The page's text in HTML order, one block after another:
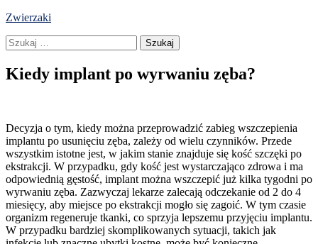
Skip
content
Zwierzaki
Szukaj:
Kiedy implant po wyrwaniu zęba?
Decyzja o tym, kiedy można przeprowadzić zabieg wszczepienia
implantu po usunięciu zęba, zależy od wielu czynników. Przede
wszystkim istotne jest, w jakim stanie znajduje się kość szczęki po
ekstrakcji. W przypadku, gdy kość jest wystarczająco zdrowa i ma
odpowiednią gęstość, implant można wszczepić już kilka tygodni po
wyrwaniu zęba. Zazwyczaj lekarze zalecają odczekanie od 2 do 4
miesięcy, aby miejsce po ekstrakcji mogło się zagoić. W tym czasie
organizm regeneruje tkanki, co sprzyja lepszemu przyjęciu implantu.
W przypadku bardziej skomplikowanych sytuacji, takich jak